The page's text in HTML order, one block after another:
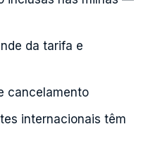
da tarifa e
cancelamento
internacionais têm